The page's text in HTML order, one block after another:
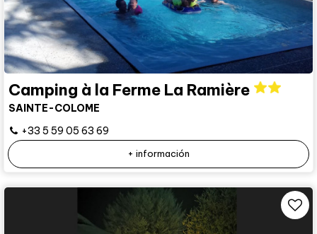
Camping à la Ferme La Ramière
SAINTE-COLOME
+33 5 59 05 63 69
+ información